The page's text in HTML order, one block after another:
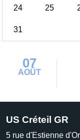
24 25
31
07
AOÛT
US Créteil GR
5 rue d'Estienne